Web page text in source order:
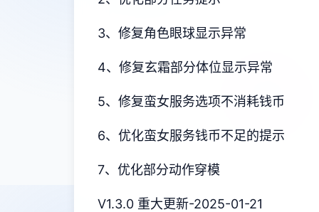
3、修复角色眼球显示异常
4、修复玄霜部分体位显示异常
5、修复蛮女服务选项不消耗钱币
6、优化蛮女服务钱币不足的提示
7、优化部分动作穿模
V1.3.0 重大更新-2025-01-21